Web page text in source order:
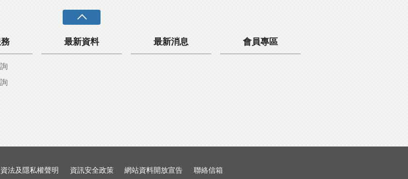
最新資料 最新消息 會員專區
法及隱私權聲明 資訊安全政策 網站資料開放宣告 聯絡信箱